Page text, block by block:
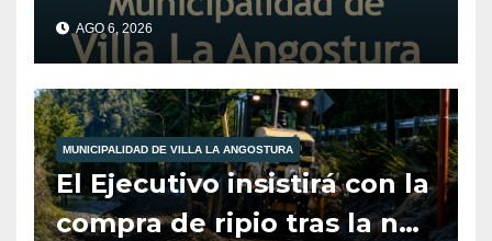
para la adquisición de
vehículo adaptado para
CET.
AGO 6, 2026
MUNICIPALIDAD DE VILLA LA ANGOSTURA
El Ejecutivo insistirá con la
compra de ripio tras la no